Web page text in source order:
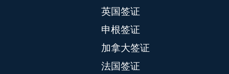
英国签证
申根签证
加拿大签证
法国签证